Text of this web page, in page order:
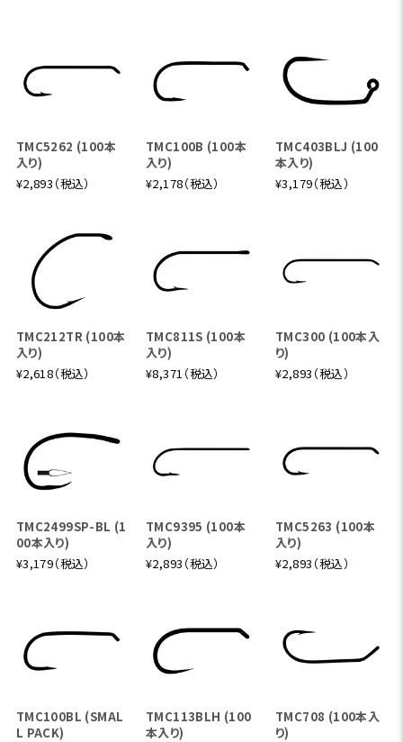
TMC5262 (100本
入り)
¥2,893（税込）
TMC100B (100本
入り)
¥2,178（税込）
TMC403BLJ (100
本入り)
¥3,179（税込）
TMC212TR (100本
入り)
¥2,618（税込）
TMC811S (100本
入り)
¥8,371（税込）
TMC300 (100本入
り)
¥2,893（税込）
TMC2499SP-BL (1
00本入り)
¥3,179（税込）
TMC9395 (100本
入り)
¥2,893（税込）
TMC5263 (100本
入り)
¥2,893（税込）
TMC100BL (SMAL
L PACK)
TMC113BLH (100
本入り)
TMC708 (100本入
り)